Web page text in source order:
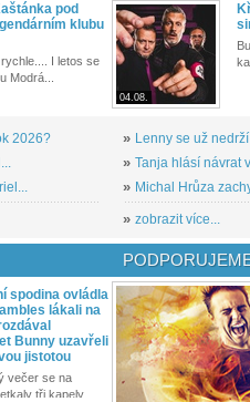
pod
klubu
I letos se
Modrá...
2026?
04.08.
» Lenny se už
» Tanja hlásí návrat
» Michal Hrůza
» zobrazit více...
spodina ovládla
lákali na
Bunny uzavřeli
jistotou
večer se na
tři kapely...